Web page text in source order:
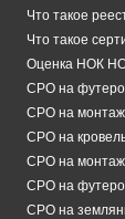
Что такое
Что такое
Оценка НОК
СРО на
СРО на монтаж
СРО на
СРО на монтаж
СРО на
СРО на